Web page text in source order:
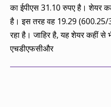
का ईपीएस 31.10 रुपए है। शेयर
है। इस तरह वह 19.29 (600.25/
रहा है। जाहिर है, यह शेयर कहीं
एचडीएफसीऔर